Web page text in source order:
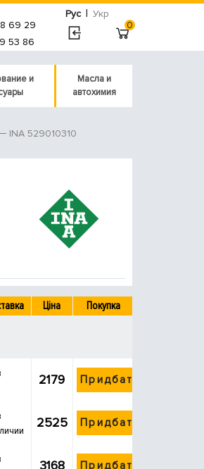
Рус | Укр
69 29
53 86
0
и
Масла и
автохимия
INA 529010310
Ціна Покупка
2179 Придбати
2525 Придбати
3168 Придбати